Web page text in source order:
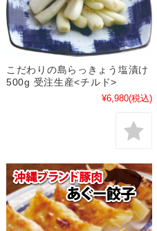
こだわりの島らっきょう塩漬け
500g 受注生産<チルド>
¥6,980(税込)